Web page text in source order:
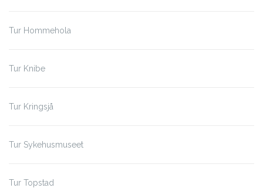
Tur Hommehola
Tur Knibe
Tur Kringsjå
Tur Sykehusmuseet
Tur Topstad